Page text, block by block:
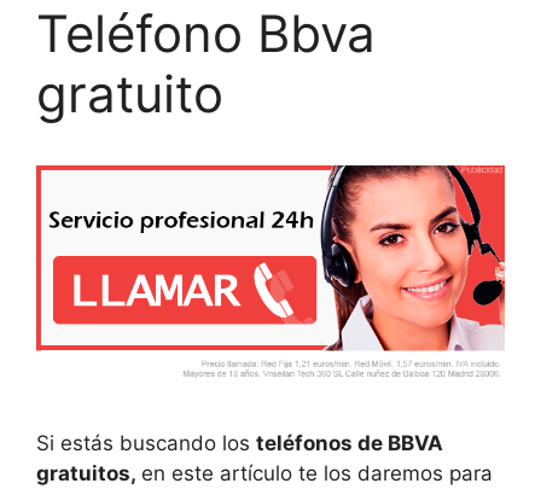
Teléfono Bbva
gratuito
Si estás buscando los teléfonos de BBVA
gratuitos, en este artículo te los daremos para